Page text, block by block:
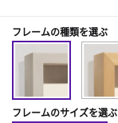
フレームの種類を選ぶ
フレームのサイズを選ぶ